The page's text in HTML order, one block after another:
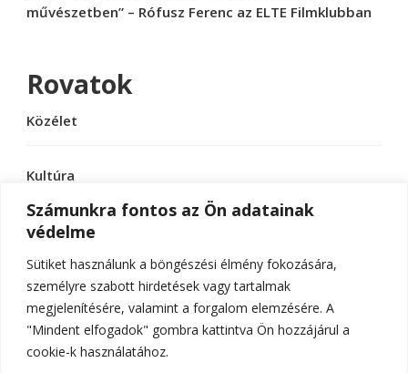
Számunkra fontos az Ön adatainak
védelme
Sütiket használunk a böngészési élmény fokozására,
személyre szabott hirdetések vagy tartalmak
megjelenítésére, valamint a forgalom elemzésére. A
"Mindent elfogadok" gombra kattintva Ön hozzájárul a
cookie-k használatához.
művészetben” – Rófusz Ferenc az ELTE Filmklubban
Rovatok
Közélet
Kultúra
Sport
Tudomány